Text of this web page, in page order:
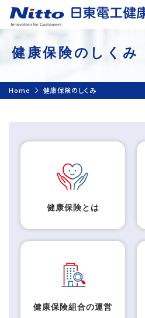
健康保険のしくみ
Home 健康保険のしくみ
健康保険とは
健康保険組合の運営